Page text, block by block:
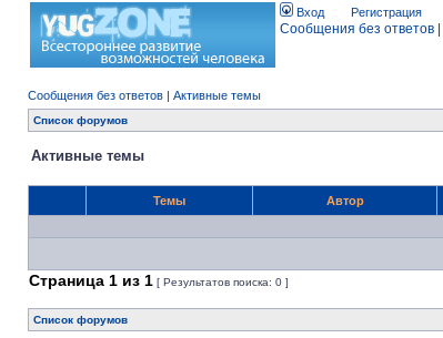
Вход Регистрация
Сообщения без ответов
Сообщения без ответов | Активные темы
Список форумов
Активные темы
Темы Автор
Страница 1 из 1 [ Результатов поиска: 0 ]
Список форумов